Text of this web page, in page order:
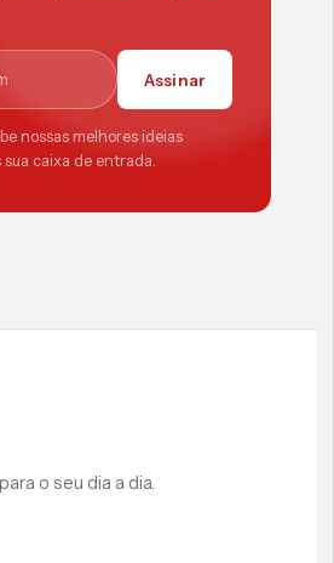
Assinar
nossas melhores ideias
caixa de entrada.
o seu dia a dia.